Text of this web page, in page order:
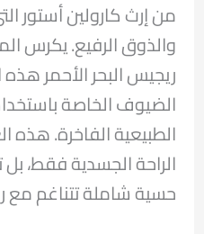
من إرث كارولين أستور
والذوق الرفيع. يكرس
ريجيس البحر الأحمر هذه
الضيوف الخاصة
الطبيعية الفاخرة. هذه
الراحة الجسدية فقط، بل
حسية شاملة تتناغم مع